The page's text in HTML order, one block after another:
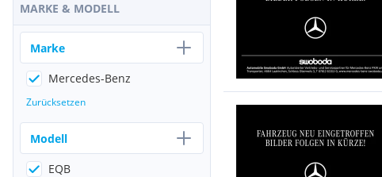
MARKE & MODELL
Marke
Mercedes-Benz
Zurücksetzen
Modell
EQB